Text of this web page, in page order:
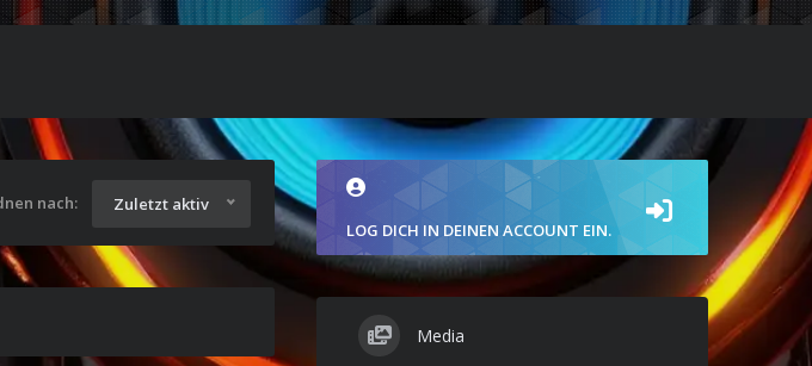
nach: Zuletzt aktiv
LOG DICH IN DEINEN ACCOUNT EIN.
Media